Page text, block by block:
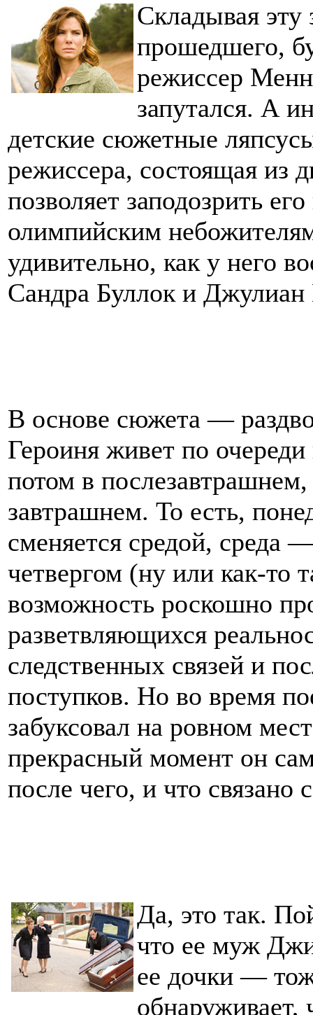
Складывая эту
прошедшего,
режиссер
запутался. А
детские сюжетные
режиссера, состоящая из
позволяет заподозрить
олимпийским
удивительно, как у него
Сандра Буллок и
В основе сюжета —
Героиня живет по
потом в
завтрашнем. То есть,
сменяется средой, среда
четвергом (ну или как-то
возможность роскошно
разветвляющихся
следственных связей и
поступков. Но во время
забуксовал на ровном
прекрасный момент он
после чего, и что связано
Да, это так.
что ее муж
ее дочки —